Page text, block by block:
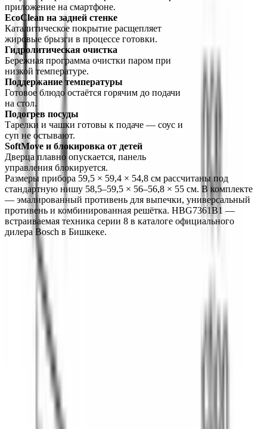
приложение на смартфоне.
EcoClean на задней стенке
Каталитическое покрытие расщепляет
жировые брызги в процессе готовки.
Гидролитическая очистка
Бережная программа очистки паром при
низкой температуре.
Поддержание температуры
Готовое блюдо остаётся горячим до подачи
на стол.
Подогрев посуды
Тарелки и чашки готовы к подаче — соус и
суп не остывают.
SoftMove и блокировка от детей
Дверца плавно опускается, панель
управления блокируется.
Размеры прибора 59,5 × 59,4 × 54,8 см рассчитаны под
стандартную нишу 58,5–59,5 × 56–56,8 × 55 см. В комплекте
— эмалированный противень для выпечки, универсальный
противень и комбинированная решётка. HBG7361B1 —
встраиваемая техника серии 8 в каталоге официального
дилера Bosch в Бишкеке.
О компании
1998 года. Гарантия качества и профессиональный сервис.
Заказ
Пылесосы
Все разделы →
Ибраимова, 40